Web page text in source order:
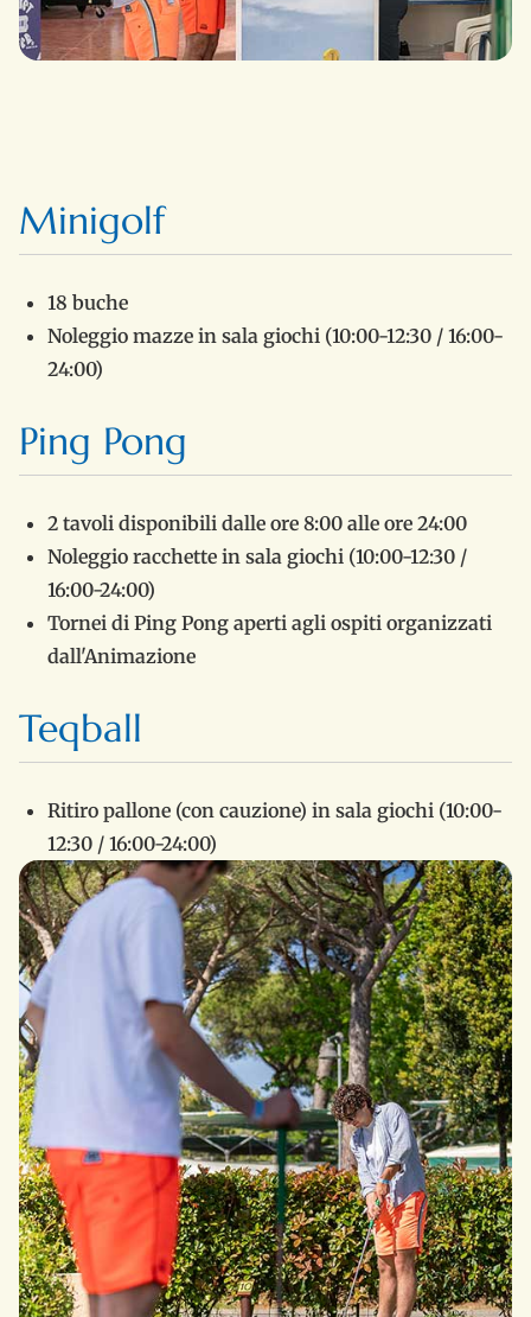
Minigolf
18 buche
Noleggio mazze in sala giochi (10:00-12:30 / 16:00-
24:00)
Ping Pong
2 tavoli disponibili dalle ore 8:00 alle ore 24:00
Noleggio racchette in sala giochi (10:00-12:30 /
16:00-24:00)
Tornei di Ping Pong aperti agli ospiti organizzati
dall'Animazione
Teqball
Ritiro pallone (con cauzione) in sala giochi (10:00-
12:30 / 16:00-24:00)